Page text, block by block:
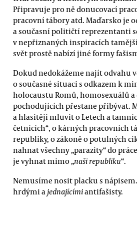
Připravuje pro ně donucovací
pracovní tábory atd. Maďarsko je
a současní političtí reprezentanti
v nepřiznaných inspiracích
svět prostě nabízí jiné formy
Dokud nedokážeme najít odvahu
o současné situaci s odkazem k
holocaustu Romů, homosexuálů
pochodujících přestane přibývat.
a hlasitěji mluvit o Letech a
četnících“, o kárných pracovních
republiky, o zákoně o potulných
nahnat všechny „parazity“ do
je vyhnat mimo „naši republiku“.
Nemusíme nosit placku s
hrdými a jednajícímiantifašisty.